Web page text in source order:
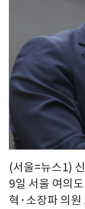
(서울=뉴스1)
9일 서울 여의
혁·소장파 의원